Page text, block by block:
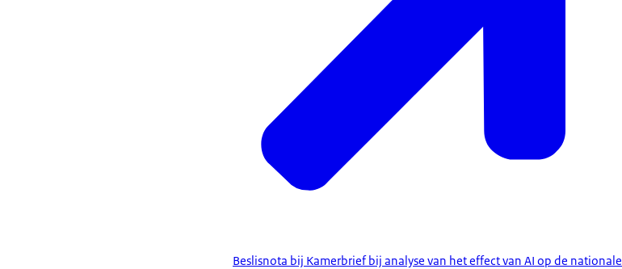
Beslisnota bij Kamerbrief bij analyse van het effect van AI op de nationale